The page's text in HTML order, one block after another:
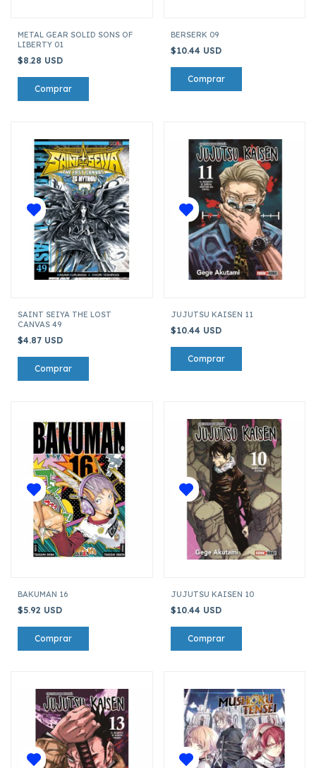
METAL GEAR SOLID SONS OF
LIBERTY 01
$8.28 USD
BERSERK 09
$10.44 USD
SAINT SEIYA THE LOST
CANVAS 49
$4.87 USD
JUJUTSU KAISEN 11
$10.44 USD
BAKUMAN 16
$5.92 USD
JUJUTSU KAISEN 10
$10.44 USD